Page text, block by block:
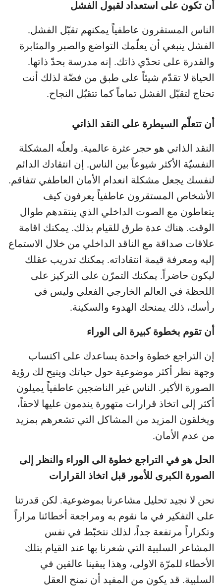
أن تكون على استعداد لقبول الفشل
الناس المستقرون عاطفياً يمكنهم تقبّل الفشل.
الفشل ينبغي أن يعلّمك التواضع والصبر والمثابرة
والقدرة على تحدّي ذاتك. إنه مدرسة بحدّ ذاتها.
الحياة لا تقدّم شيئاً على طبق من فضّة لذلك أنت
تحتاج لتقبّل الفشل تماماً كما تتقبّل النجاح.
أن تتعلّم السيطرة على النقد الذاتي
النقد الذاتي هو حجر عثرة عالمية. ولعلّه المشكلة
النفسيّة الأكثر شيوعاً بين الناس. إن انتقادك الدائم
لنفسك يجعل مشكلة انعدام الأمان العاطفي تتفاقم.
الأشخاص المستقرون عاطفياً يعرفون كيف
يتعاطون مع الصوت الداخلي الذي ينتقدهم طوال
الوقت. هناك عدة طرق للقيام بذلك. يمكنك اقامة
علاقات صداقة مع الناقد الداخلي من خلال الاستماع
إليه ومعرفة قيمة انتقاداته. يمكنك تدريب عقلك
ليكون حاضراً. يمكنك التمرّن على التركيز على
اللحظة في العالم الخارجي الفعلي وليس في
رأسك، ذلك يمنحك الهدوء والسكينة.
أن تقوم بخطوة كبيرة الى الوراء
إن التراجع خطوة واحدة يساعدك على اكتساب
وجهة نظر أكثر موضوعية حول حياتك ويتيح لك رؤية
الصورة الأكبر. الناس غير الناضجين عاطفياً يميلون
أكثر إلى اتخاذ قرارات متهورة يندمون عليها لاحقاً،
ويخلقون المزيد من المشاكل التي تشعرهم بمزيد
من عدم الأمان.
الحل هو في التراجع خطوة الى الوراء والنظر إلى
الصورة الكبرى للأمور قبل اتخاذ القرارات
نحن لا نجيد تحليل مشاعرنا بموضوعية. لكن قدرتنا
على التفكير في ما نقوم به ومراجعة أخطائنا مراراً
وتكراراً مرتفعة جداً، لذلك نتخبّط في نفس
المشاعر السلبية التي شعرنا بها عند القيام بتلك
الأخطاء للمرّة الاولى، وهذا يبقينا عالقين في
السلبية. قد يكون من المفيد أن نمنح العقل